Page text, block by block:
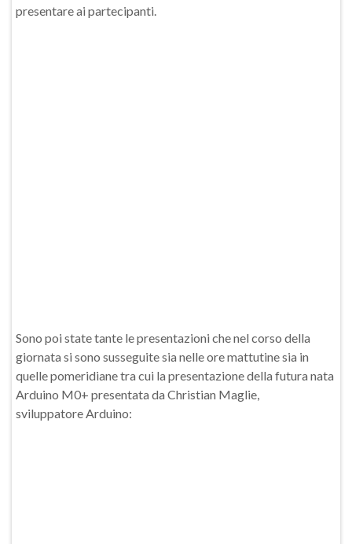
presentare ai partecipanti.
Sono poi state tante le presentazioni che nel corso della
giornata si sono susseguite sia nelle ore mattutine sia in
quelle pomeridiane tra cui la presentazione della futura nata
Arduino M0+ presentata da Christian Maglie,
sviluppatore Arduino: